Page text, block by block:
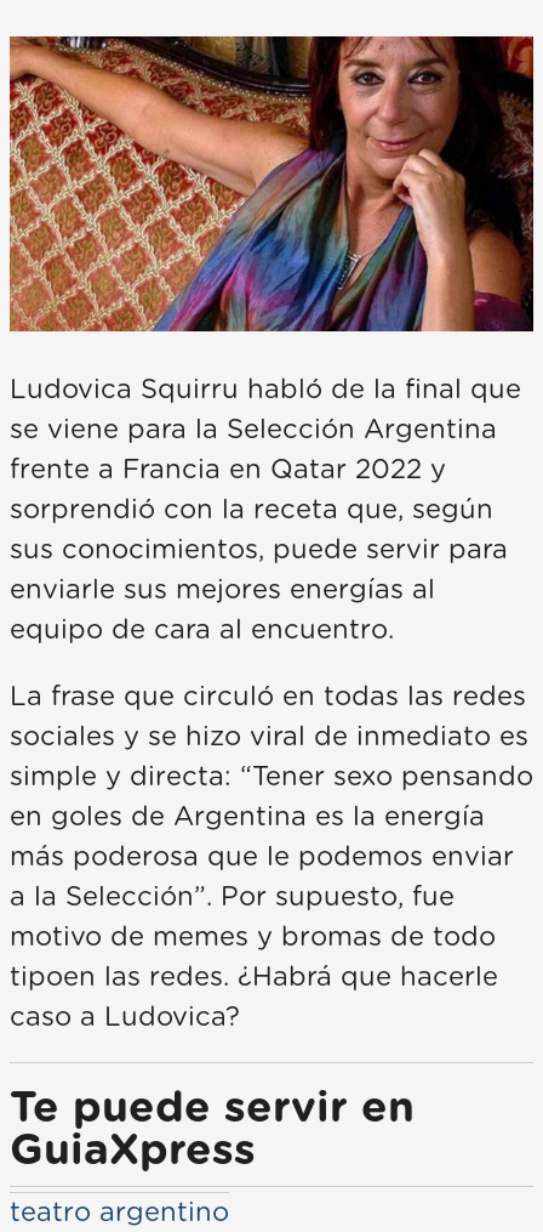
Ludovica Squirru habló de la final que
se viene para la Selección Argentina
frente a Francia en Qatar 2022 y
sorprendió con la receta que, según
sus conocimientos, puede servir para
enviarle sus mejores energías al
equipo de cara al encuentro.
La frase que circuló en todas las redes
sociales y se hizo viral de inmediato es
simple y directa: “Tener sexo pensando
en goles de Argentina es la energía
más poderosa que le podemos enviar
a la Selección”. Por supuesto, fue
motivo de memes y bromas de todo
tipoen las redes. ¿Habrá que hacerle
caso a Ludovica?
Te puede servir en
GuiaXpress
teatro argentino